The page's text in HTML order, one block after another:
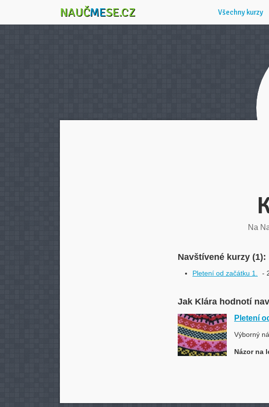
NAUČMESE.CZ Všechny kurzy
Na
Navštívené kurzy (1):
Pletení od začátku 1. -
Jak Klára hodnotí
Pletení
Výborný
Názor na